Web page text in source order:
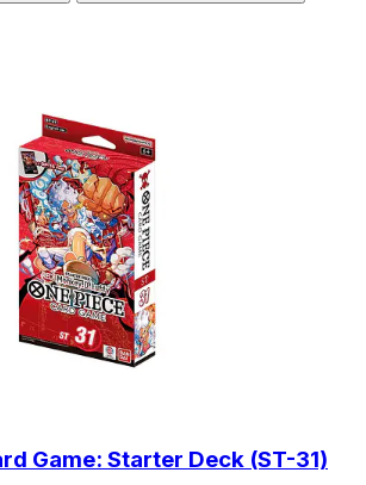
Game: Starter Deck (ST-31)